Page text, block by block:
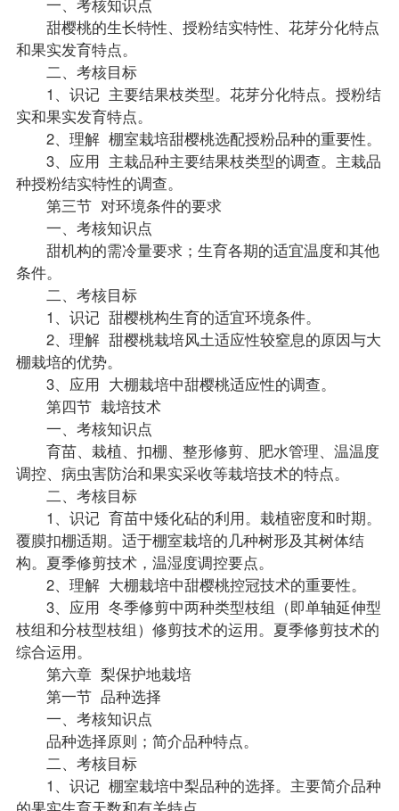
甜樱桃的生长特性、授粉结实特性、花芽分化特点
和果实发育特点。
二、考核目标
1、识记 主要结果枝类型。花芽分化特点。授粉结
实和果实发育特点。
2、理解 棚室栽培甜樱桃选配授粉品种的重要性。
3、应用 主栽品种主要结果枝类型的调查。主栽品
种授粉结实特性的调查。
第三节 对环境条件的要求
一、考核知识点
甜机构的需冷量要求；生育各期的适宜温度和其他
条件。
二、考核目标
1、识记 甜樱桃构生育的适宜环境条件。
2、理解 甜樱桃栽培风土适应性较窒息的原因与大
棚栽培的优势。
3、应用 大棚栽培中甜樱桃适应性的调查。
第四节 栽培技术
一、考核知识点
育苗、栽植、扣棚、整形修剪、肥水管理、温温度
调控、病虫害防治和果实采收等栽培技术的特点。
二、考核目标
1、识记 育苗中矮化砧的利用。栽植密度和时期。
覆膜扣棚适期。适于棚室栽培的几种树形及其树体结
构。夏季修剪技术，温湿度调控要点。
2、理解 大棚栽培中甜樱桃控冠技术的重要性。
3、应用 冬季修剪中两种类型枝组（即单轴延伸型
枝组和分枝型枝组）修剪技术的运用。夏季修剪技术的
综合运用。
第六章 梨保护地栽培
第一节 品种选择
一、考核知识点
品种选择原则；简介品种特点。
二、考核目标
1、识记 棚室栽培中梨品种的选择。主要简介品种